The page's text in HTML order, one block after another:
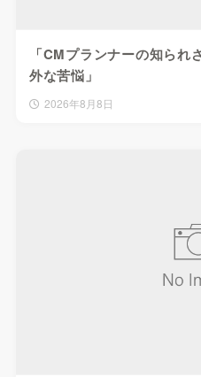
「CMプランナーの知ら
外な苦悩」
2026年8月8日